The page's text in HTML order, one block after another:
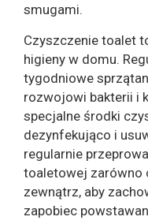
smugami.
Czyszczenie toalet
higieny w domu.
tygodniowe
rozwojowi bakterii i
specjalne środki
dezynfekująco i
regularnie
toaletowej zarówno
zewnątrz, aby
zapobiec